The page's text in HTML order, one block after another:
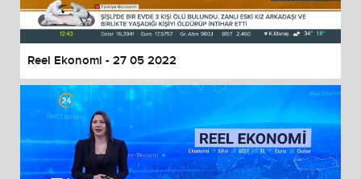
Reel Ekonomi - 27 05 2022